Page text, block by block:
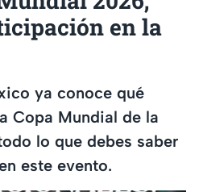
en la
ya conoce qué
Copa Mundial de la
lo que debes saber
este evento.